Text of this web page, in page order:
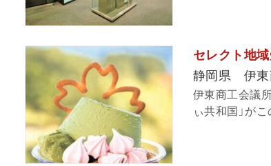
セレクト地
静岡県 伊東
伊東商工会議
ぃ共和国」が